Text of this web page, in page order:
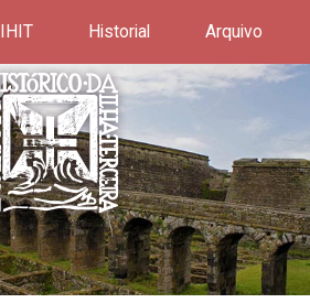
IHIT Historial Arquivo